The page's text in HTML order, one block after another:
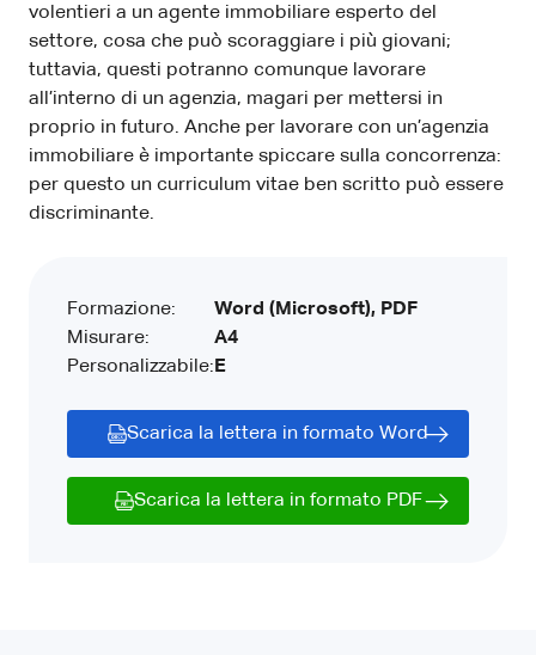
volentieri a un agente immobiliare esperto del
settore, cosa che può scoraggiare i più giovani;
tuttavia, questi potranno comunque lavorare
all’interno di un agenzia, magari per mettersi in
proprio in futuro. Anche per lavorare con un’agenzia
immobiliare è importante spiccare sulla concorrenza:
per questo un curriculum vitae ben scritto può essere
discriminante.
Formazione:
Misurare:
Personalizzabile:
Word (Microsoft), PDF
A4
E
Scarica la lettera in formato Word
Scarica la lettera in formato PDF